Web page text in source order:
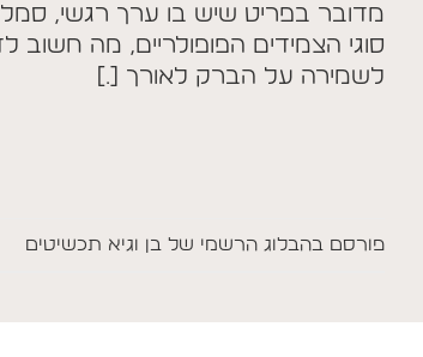
מדובר בפריט שיש בו ערך רגשי,
סוגי הצמידים הפופולריים, מה חשוב
לשמירה על הברק לאורך […]
פורסם בהבלוג הרשמי של בן וגיא תכשיטים